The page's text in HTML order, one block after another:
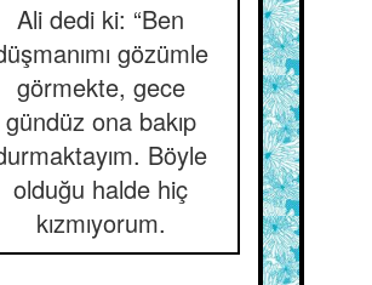
Ali dedi ki: “Ben
gözümle
görmekte, gece
gündüz ona bakıp
Böyle
olduğu halde hiç
kızmıyorum.